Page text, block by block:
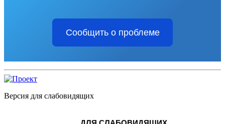
Сообщить о проблеме
Версия для слабовидящих